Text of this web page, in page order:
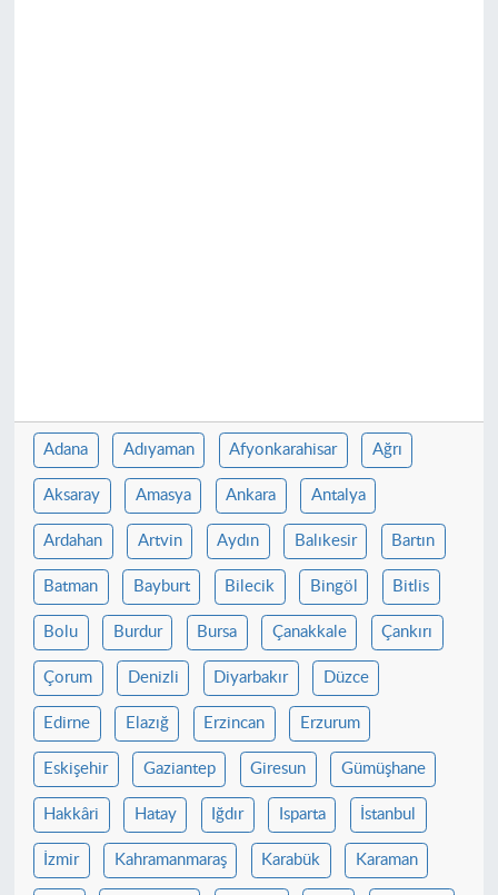
Adana Adıyaman Afyonkarahisar Ağrı
Aksaray Amasya Ankara Antalya
Ardahan Artvin Aydın Balıkesir Bartın
Batman Bayburt Bilecik Bingöl Bitlis
Bolu Burdur Bursa Çanakkale Çankırı
Çorum Denizli Diyarbakır Düzce
Edirne Elazığ Erzincan Erzurum
Eskişehir Gaziantep Giresun Gümüşhane
Hakkâri Hatay Iğdır Isparta İstanbul
İzmir Kahramanmaraş Karabük Karaman